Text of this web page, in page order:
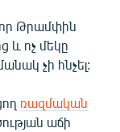
Թրամփին
և ոչ մեկը
չի հնչել:
ռազմական
աճի